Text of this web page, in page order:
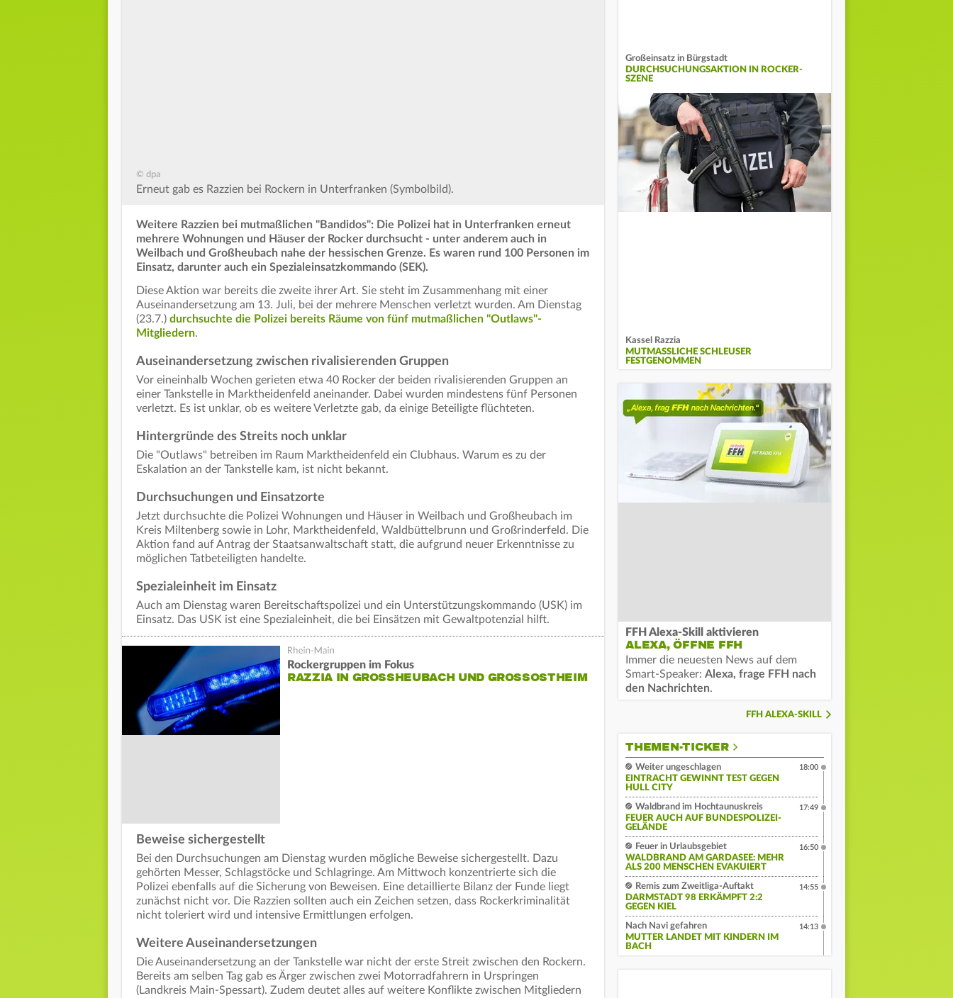
© dpa
Erneut gab es Razzien bei Rockern in Unterfranken (Symbolbild).
Weitere Razzien bei mutmaßlichen "Bandidos": Die Polizei hat in Unterfranken erneut
mehrere Wohnungen und Häuser der Rocker durchsucht - unter anderem auch in
Weilbach und Großheubach nahe der hessischen Grenze. Es waren rund 100 Personen im
Einsatz, darunter auch ein Spezialeinsatzkommando (SEK).
Diese Aktion war bereits die zweite ihrer Art. Sie steht im Zusammenhang mit einer
Auseinandersetzung am 13. Juli, bei der mehrere Menschen verletzt wurden. Am Dienstag
(23.7.) durchsuchte die Polizei bereits Räume von fünf mutmaßlichen "Outlaws"-
Mitgliedern.
Auseinandersetzung zwischen rivalisierenden Gruppen
Vor eineinhalb Wochen gerieten etwa 40 Rocker der beiden rivalisierenden Gruppen an
einer Tankstelle in Marktheidenfeld aneinander. Dabei wurden mindestens fünf Personen
verletzt. Es ist unklar, ob es weitere Verletzte gab, da einige Beteiligte flüchteten.
Hintergründe des Streits noch unklar
Die "Outlaws" betreiben im Raum Marktheidenfeld ein Clubhaus. Warum es zu der
Eskalation an der Tankstelle kam, ist nicht bekannt.
Durchsuchungen und Einsatzorte
Jetzt durchsuchte die Polizei Wohnungen und Häuser in Weilbach und Großheubach im
Kreis Miltenberg sowie in Lohr, Marktheidenfeld, Waldbüttelbrunn und Großrinderfeld. Die
Aktion fand auf Antrag der Staatsanwaltschaft statt, die aufgrund neuer Erkenntnisse zu
möglichen Tatbeteiligten handelte.
Spezialeinheit im Einsatz
Auch am Dienstag waren Bereitschaftspolizei und ein Unterstützungskommando (USK) im
Einsatz. Das USK ist eine Spezialeinheit, die bei Einsätzen mit Gewaltpotenzial hilft.
Rockergruppen im Fokus
RAZZIA IN GROSSHEUBACH UND GROSSOSTHEIM
Beweise sichergestellt
Bei den Durchsuchungen am Dienstag wurden mögliche Beweise sichergestellt. Dazu
gehörten Messer, Schlagstöcke und Schlagringe. Am Mittwoch konzentrierte sich die
Polizei ebenfalls auf die Sicherung von Beweisen. Eine detaillierte Bilanz der Funde liegt
zunächst nicht vor. Die Razzien sollten auch ein Zeichen setzen, dass Rockerkriminalität
nicht toleriert wird und intensive Ermittlungen erfolgen.
Weitere Auseinandersetzungen
Die Auseinandersetzung an der Tankstelle war nicht der erste Streit zwischen den Rockern.
Bereits am selben Tag gab es Ärger zwischen zwei Motorradfahrern in Urspringen
(Landkreis Main-Spessart). Zudem deutet alles auf weitere Konflikte zwischen Mitgliedern
Großeinsatz in Bürgstadt
DURCHSUCHUNGSAKTION IN ROCKER-
SZENE
Kassel Razzia
MUTMASSLICHE SCHLEUSER F
ESTGENOMMEN
FFH Alexa-Skill aktivieren
ALEXA, ÖFFNE FFH
Immer die neuesten News auf dem
Smart-Speaker: Alexa, frage FFH nach
den Nachrichten.
FFH ALEXA-SKILL
THEMEN-TICKER
Weiter ungeschlagen
EINTRACHT GEWINNT TEST GEGEN
HULL CITY
18:00
Waldbrand im Hochtaunuskreis
FEUER AUCH AUF BUNDESPOLIZEI-
GELÄNDE
17:49
Feuer in Urlaubsgebiet
WALDBRAND AM GARDASEE: MEHR
ALS 200 MENSCHEN EVAKUIERT
16:50
Remis zum Zweitliga-Auftakt
DARMSTADT 98 ERKÄMPFT 2:2
GEGEN KIEL
14:55
Nach Navi gefahren
MUTTER LANDET MIT KINDERN IM
BACH
14:13